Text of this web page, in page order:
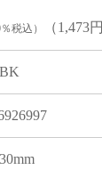
％税込） （1,473円